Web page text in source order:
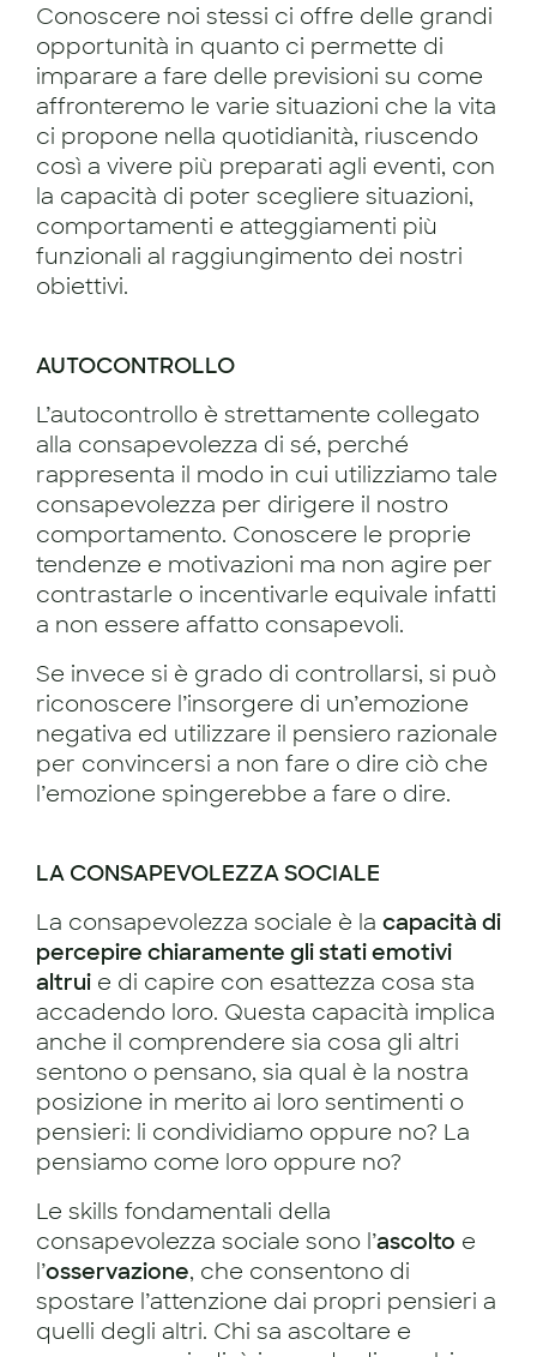
Conoscere noi stessi ci offre delle grandi
opportunità in quanto ci permette di
imparare a fare delle previsioni su come
affronteremo le varie situazioni che la vita
ci propone nella quotidianità, riuscendo
così a vivere più preparati agli eventi, con
la capacità di poter scegliere situazioni,
comportamenti e atteggiamenti più
funzionali al raggiungimento dei nostri
obiettivi.
AUTOCONTROLLO
L’autocontrollo è strettamente collegato
alla consapevolezza di sé, perché
rappresenta il modo in cui utilizziamo tale
consapevolezza per dirigere il nostro
comportamento. Conoscere le proprie
tendenze e motivazioni ma non agire per
contrastarle o incentivarle equivale infatti
a non essere affatto consapevoli.
Se invece si è grado di controllarsi, si può
riconoscere l’insorgere di un’emozione
negativa ed utilizzare il pensiero razionale
per convincersi a non fare o dire ciò che
l’emozione spingerebbe a fare o dire.
LA CONSAPEVOLEZZA SOCIALE
La consapevolezza sociale è la capacità di
percepire chiaramente gli stati emotivi
altrui e di capire con esattezza cosa sta
accadendo loro. Questa capacità implica
anche il comprendere sia cosa gli altri
sentono o pensano, sia qual è la nostra
posizione in merito ai loro sentimenti o
pensieri: li condividiamo oppure no? La
pensiamo come loro oppure no?
Le skills fondamentali della
consapevolezza sociale sono l’ascolto e
l’osservazione, che consentono di
spostare l’attenzione dai propri pensieri a
quelli degli altri. Chi sa ascoltare e